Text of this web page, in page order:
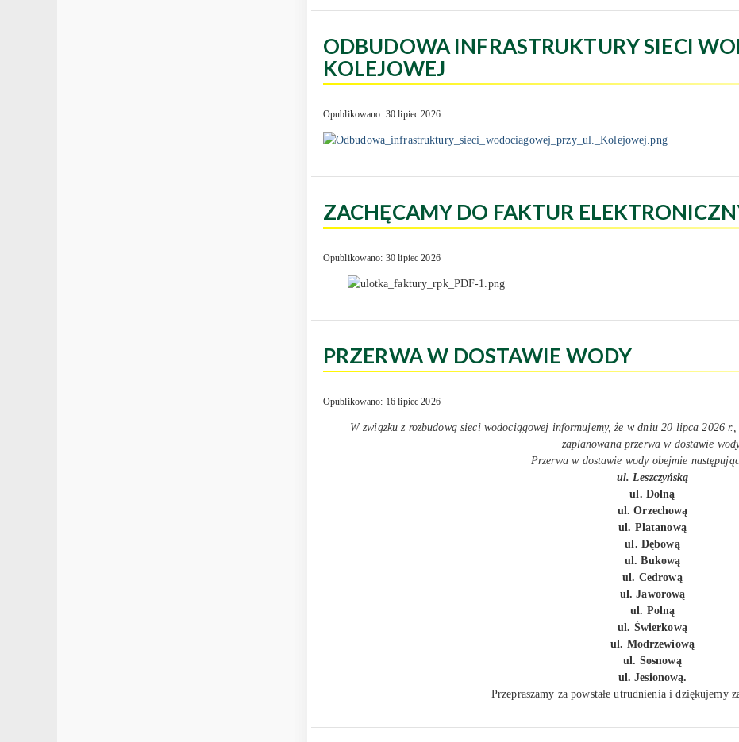
ODBUDOWA INFRASTRUKTURY SIECI
KOLEJOWEJ
Opublikowano: 30 lipiec 2026
ZACHĘCAMY DO FAKTUR
Opublikowano: 30 lipiec 2026
PRZERWA W DOSTAWIE WODY
Opublikowano: 16 lipiec 2026
W związku z rozbudową sieci wodociągowej informujemy, że w dniu 20 lipca 2026
zaplanowana przerwa w dostawie
Przerwa w dostawie wody obejmie
ul. Leszczyńską
ul. Dolną
ul. Orzechową
ul. Platanową
ul. Dębową
ul. Bukową
ul. Cedrową
ul. Jaworową
ul. Polną
ul. Świerkową
ul. Modrzewiową
ul. Sosnową
ul. Jesionową.
Przepraszamy za powstałe utrudnienia i dziękujemy